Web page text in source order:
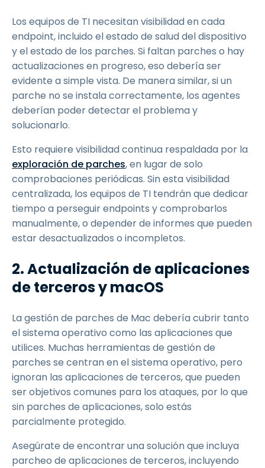
Los equipos de TI necesitan visibilidad en cada
endpoint, incluido el estado de salud del dispositivo
y el estado de los parches. Si faltan parches o hay
actualizaciones en progreso, eso debería ser
evidente a simple vista. De manera similar, si un
parche no se instala correctamente, los agentes
deberían poder detectar el problema y
solucionarlo.
Esto requiere visibilidad continua respaldada por la
exploración de parches, en lugar de solo
comprobaciones periódicas. Sin esta visibilidad
centralizada, los equipos de TI tendrán que dedicar
tiempo a perseguir endpoints y comprobarlos
manualmente, o depender de informes que pueden
estar desactualizados o incompletos.
2. Actualización de aplicaciones
de terceros y macOS
La gestión de parches de Mac debería cubrir tanto
el sistema operativo como las aplicaciones que
utilices. Muchas herramientas de gestión de
parches se centran en el sistema operativo, pero
ignoran las aplicaciones de terceros, que pueden
ser objetivos comunes para los ataques, por lo que
sin parches de aplicaciones, solo estás
parcialmente protegido.
Asegúrate de encontrar una solución que incluya
parcheo de aplicaciones de terceros, incluyendo